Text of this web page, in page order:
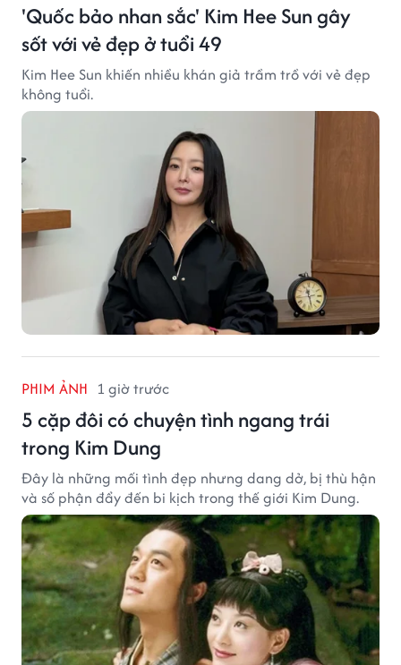
'Quốc bảo nhan sắc' Kim Hee Sun gây
sốt với vẻ đẹp ở tuổi 49
Kim Hee Sun khiến nhiều khán giả trầm trồ với vẻ đẹp
không tuổi.
PHIM ẢNH 1 giờ trước
5 cặp đôi có chuyện tình ngang trái
trong Kim Dung
Đây là những mối tình đẹp nhưng dang dở, bị thù hận
và số phận đẩy đến bi kịch trong thế giới Kim Dung.